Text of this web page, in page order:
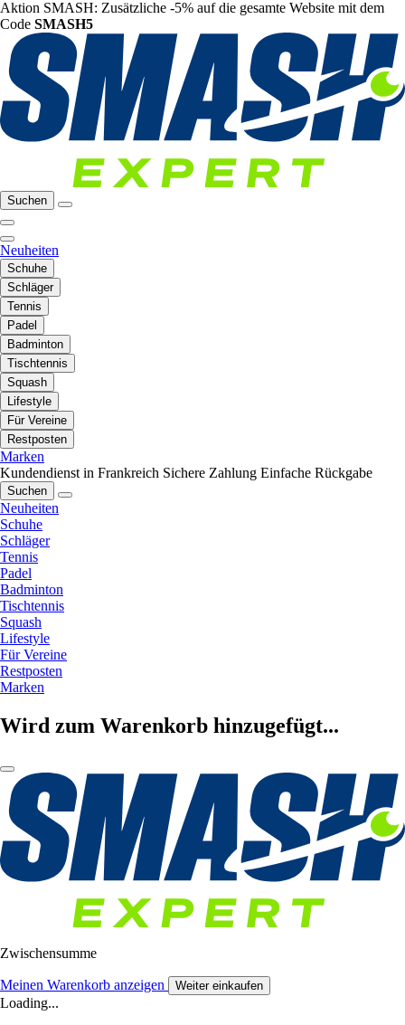
Aktion SMASH: Zusätzliche -5% auf die gesamte Website mit dem
Code SMASH5
Suchen
Neuheiten
Schuhe
Schläger
Tennis
Padel
Badminton
Tischtennis
Squash
Lifestyle
Für Vereine
Restposten
Marken
Kundendienst in Frankreich Sichere Zahlung Einfache Rückgabe
Suchen
Neuheiten
Schuhe
Schläger
Tennis
Padel
Badminton
Tischtennis
Squash
Lifestyle
Für Vereine
Restposten
Marken
Wird zum Warenkorb hinzugefügt...
Zwischensumme
Meinen Warenkorb anzeigen Weiter einkaufen
Loading...